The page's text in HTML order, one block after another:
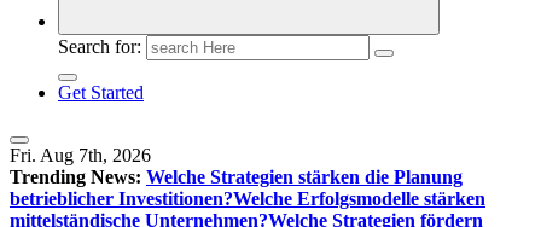
Search for:
Get Started
Fri. Aug 7th, 2026
Trending News: Welche Strategien stärken die Planung
betrieblicher Investitionen?Welche Erfolgsmodelle stärken
mittelständische Unternehmen?Welche Strategien fördern